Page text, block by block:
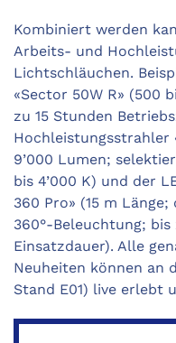
Kombiniert werden
Arbeits- und
Lichtschläuchen.
«Sector 50W R» (500
zu 15 Stunden
Hochleistungsstrahler
9’000 Lumen;
bis 4’000 K) und der
360 Pro» (15 m
360°-Beleuchtung;
Einsatzdauer). Alle
Neuheiten können an
Stand E01) live erlebt